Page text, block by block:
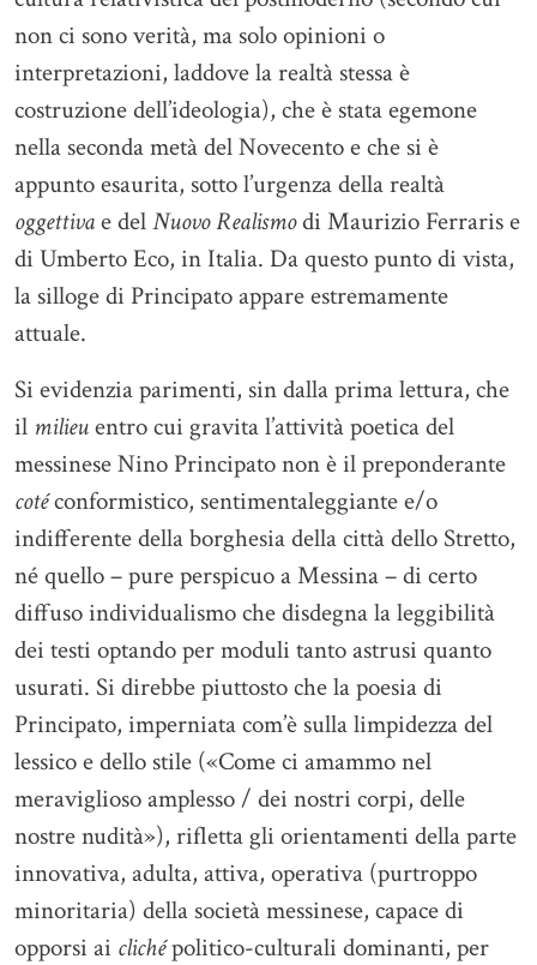
non ci sono verità, ma solo opinioni o
interpretazioni, laddove la realtà stessa è
costruzione dell’ideologia), che è stata egemone
nella seconda metà del Novecento e che si è
appunto esaurita, sotto l’urgenza della realtà
oggettivae delNuovo Realismodi Maurizio Ferraris e
di Umberto Eco, in Italia. Da questo punto di vista,
la silloge di Principato appare estremamente
attuale.
Si evidenzia parimenti, sin dalla prima lettura, che
il milieuentro cui gravita l’attività poetica del
messinese Nino Principato non è il preponderante
cotéconformistico, sentimentaleggiante e/o
indifferente della borghesia della città dello Stretto,
né quello – pure perspicuo a Messina – di certo
diffuso individualismo che disdegna la leggibilità
dei testi optando per moduli tanto astrusi quanto
usurati. Si direbbe piuttosto che la poesia di
Principato, imperniata com’è sulla limpidezza del
lessico e dello stile («Come ci amammo nel
meraviglioso amplesso / dei nostri corpi, delle
nostre nudità»), rifletta gli orientamenti della parte
innovativa, adulta, attiva, operativa (purtroppo
minoritaria) della società messinese, capace di
opporsi ai clichépolitico-culturali dominanti, per